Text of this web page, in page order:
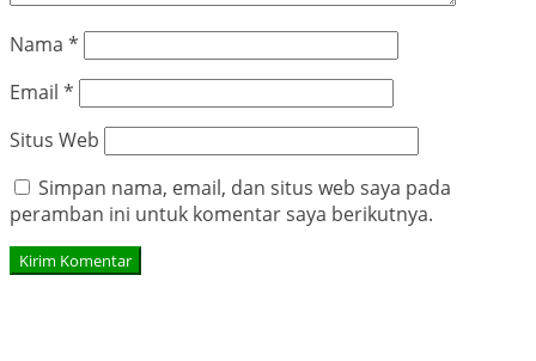
Nama *
Email *
Situs Web
Simpan nama, email, dan situs web saya pada
peramban ini untuk komentar saya berikutnya.